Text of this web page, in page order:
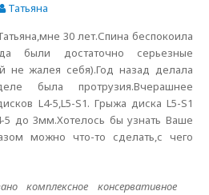
Татьяна
30 лет.Спина беспокоила
были достаточно серьезные
не жалея себя).Год назад делала
была протрузия.Вчерашнее
L4-5,L5-S1. Грыжа диска L5-S1
5 до 3мм.Хотелось бы узнать Ваше
можно что-то сделать,с чего
комплексное консервативное